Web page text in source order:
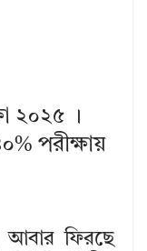
২০২৫ ।
পরীক্ষায়
আবার ফিরছে